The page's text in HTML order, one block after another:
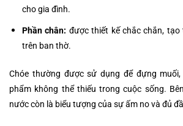
cho gia đình.
Phần chân: được thiết kế chắc chắn,
trên ban thờ.
Chóe thường được sử dụng để đựng
phẩm không thể thiếu trong cuộc sống.
nước còn là biểu tượng của sự ấm no và đủ